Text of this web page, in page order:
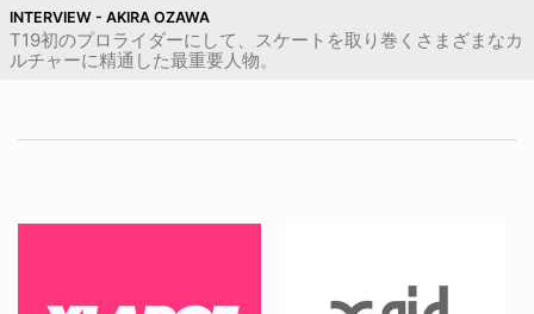
INTERVIEW - AKIRA OZAWA
T19初のプロライダーにして、スケートを取り巻くさまざまなカ
ルチャーに精通した最重要人物。